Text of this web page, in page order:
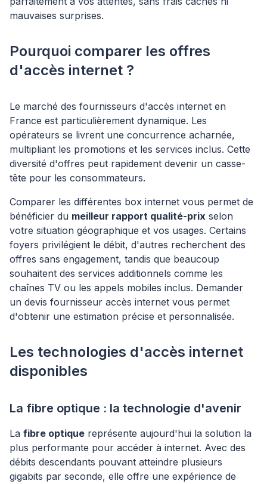
mauvaises surprises.
Pourquoi comparer les offres
d'accès internet ?
Le marché des fournisseurs d'accès internet en
France est particulièrement dynamique. Les
opérateurs se livrent une concurrence acharnée,
multipliant les promotions et les services inclus. Cette
diversité d'offres peut rapidement devenir un casse-
tête pour les consommateurs.
Comparer les différentes box internet vous permet de
bénéficier du meilleur rapport qualité-prix selon
votre situation géographique et vos usages. Certains
foyers privilégient le débit, d'autres recherchent des
offres sans engagement, tandis que beaucoup
souhaitent des services additionnels comme les
chaînes TV ou les appels mobiles inclus. Demander
un devis fournisseur accès internet vous permet
d'obtenir une estimation précise et personnalisée.
Les technologies d'accès internet
disponibles
La fibre optique : la technologie d'avenir
La fibre optique représente aujourd'hui la solution la
plus performante pour accéder à internet. Avec des
débits descendants pouvant atteindre plusieurs
gigabits par seconde, elle offre une expérience de